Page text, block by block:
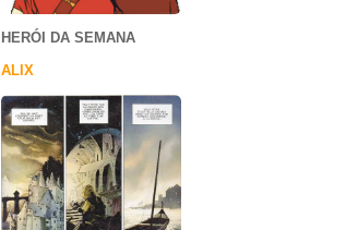
HERÓI DA SEMANA
ALIX